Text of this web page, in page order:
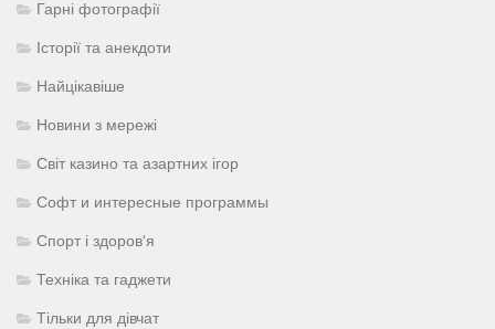
Гарні фотографії
Історії та анекдоти
Найцікавіше
Новини з мережі
Світ казино та азартних ігор
Софт и интересные программы
Спорт і здоров'я
Техніка та гаджети
Тільки для дівчат